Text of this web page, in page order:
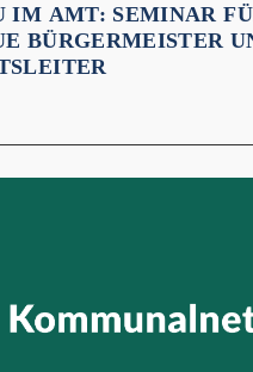
IM AMT: SEMINAR
BÜRGERMEISTER